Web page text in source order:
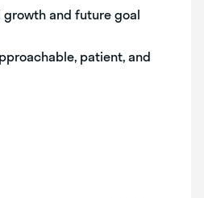
growth and future goal
patient, and